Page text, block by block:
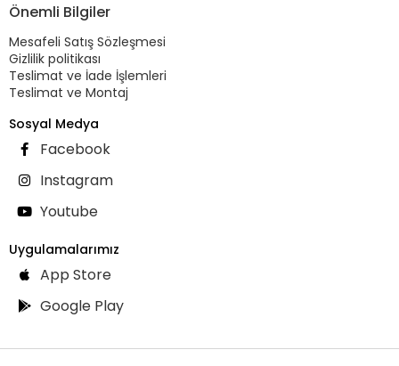
Önemli Bilgiler
Mesafeli Satış Sözleşmesi
Gizlilik politikası
Teslimat ve İade İşlemleri
Teslimat ve Montaj
Sosyal Medya
Facebook
Instagram
Youtube
Uygulamalarımız
App Store
Google Play